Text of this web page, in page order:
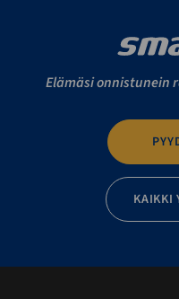
Elämäsi onnistunein
KAIKKI